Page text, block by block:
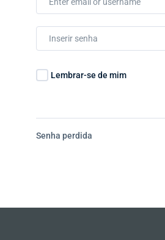
Lembrar-se de mim
Senha perdida